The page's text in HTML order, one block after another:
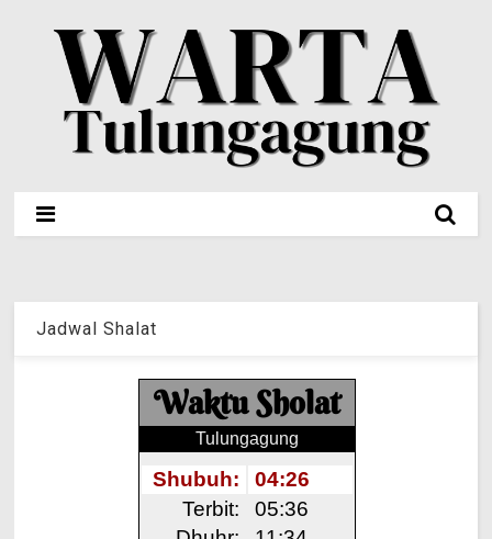
Jadwal Shalat